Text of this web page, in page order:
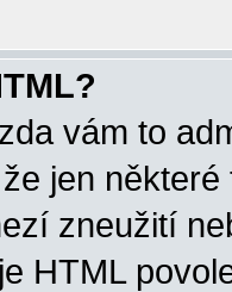
vám to
jen
zneužití
HTML